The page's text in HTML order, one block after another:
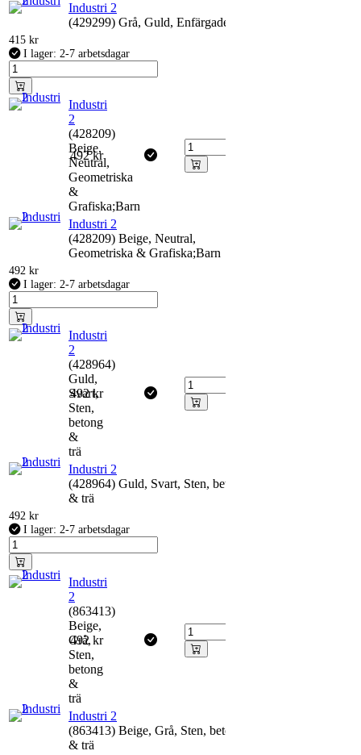
Industri 2
(429299) Grå, Guld, Enfärgade
415 kr
I lager: 2-7 arbetsdagar
Industri
2
(428209)
Beige,
Neutral,
Geometriska
&
Grafiska;Barn
492kr
Industri 2
(428209) Beige, Neutral,
Geometriska & Grafiska;Barn
492 kr
I lager: 2-7 arbetsdagar
Industri
2
(428964)
Guld,
Svart,
Sten,
betong
&
trä
492kr
Industri 2
(428964) Guld, Svart, Sten, betong
& trä
492 kr
I lager: 2-7 arbetsdagar
Industri
2
(863413)
Beige,
Grå,
Sten,
betong
&
trä
492kr
Industri 2
(863413) Beige, Grå, Sten, betong
& trä